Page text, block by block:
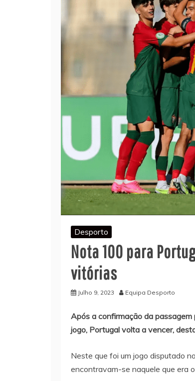
Desporto
Nota 100 para
vitórias
Julho 9, 2023 Equipa Desporto
Após a confirmação da passagem
jogo, Portugal volta a vencer,
Neste que foi um jogo disputado
encontravam-se naquele que era